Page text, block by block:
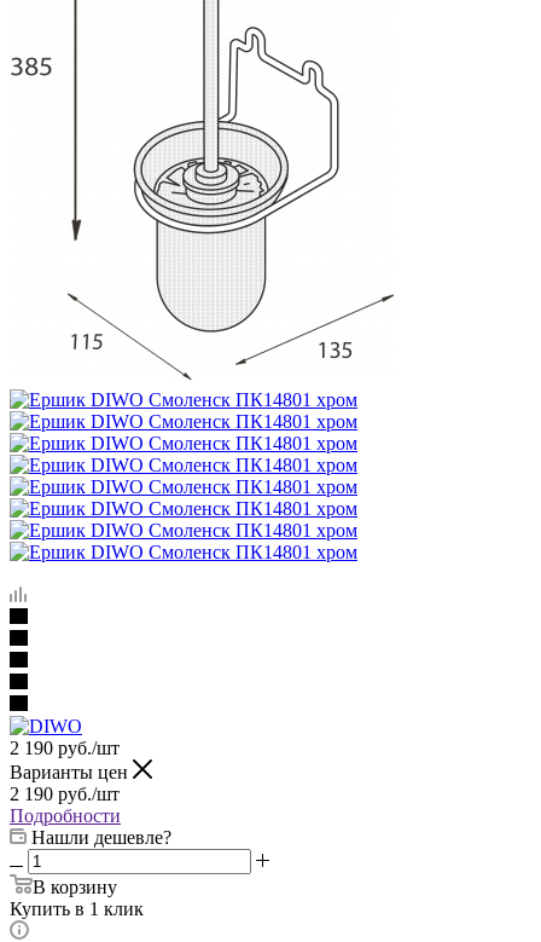
2 190 руб./шт
Варианты цен
2 190 руб./шт
Подробности
Нашли дешевле?
В корзину
Купить в 1 клик